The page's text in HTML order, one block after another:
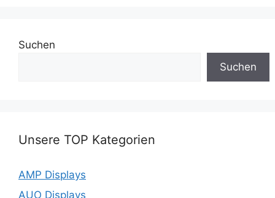
Suchen
Suchen
Unsere TOP Kategorien
AMP Displays
AUO Displays